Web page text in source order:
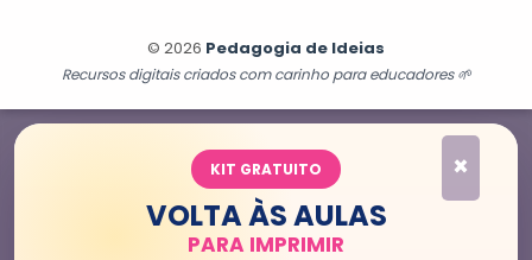
© 2026 Pedagogia de Ideias
Recursos digitais criados com carinho para educadores 🌱
×
KIT GRATUITO
VOLTA ÀS AULAS
PARA IMPRIMIR